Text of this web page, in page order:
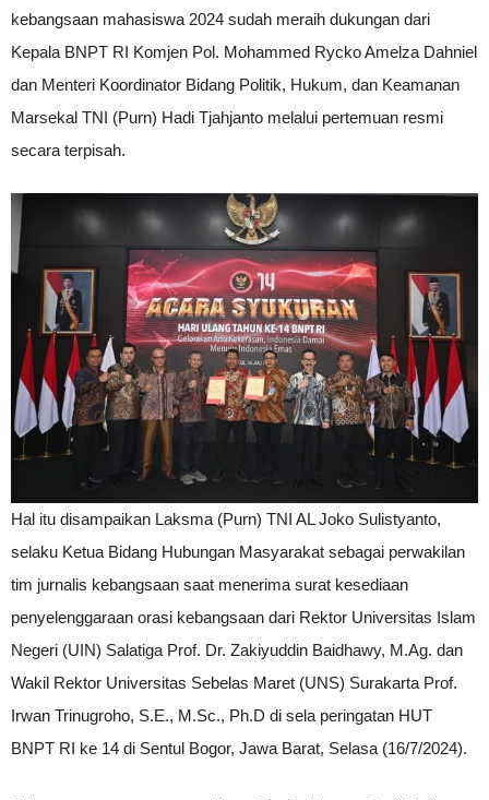
kebangsaan mahasiswa 2024 sudah meraih dukungan dari
Kepala BNPT RI Komjen Pol. Mohammed Rycko Amelza Dahniel
dan Menteri Koordinator Bidang Politik, Hukum, dan Keamanan
Marsekal TNI (Purn) Hadi Tjahjanto melalui pertemuan resmi
secara terpisah.
Hal itu disampaikan Laksma (Purn) TNI AL Joko Sulistyanto,
selaku Ketua Bidang Hubungan Masyarakat sebagai perwakilan
tim jurnalis kebangsaan saat menerima surat kesediaan
penyelenggaraan orasi kebangsaan dari Rektor Universitas Islam
Negeri (UIN) Salatiga Prof. Dr. Zakiyuddin Baidhawy, M.Ag. dan
Wakil Rektor Universitas Sebelas Maret (UNS) Surakarta Prof.
Irwan Trinugroho, S.E., M.Sc., Ph.D di sela peringatan HUT
BNPT RI ke 14 di Sentul Bogor, Jawa Barat, Selasa (16/7/2024).